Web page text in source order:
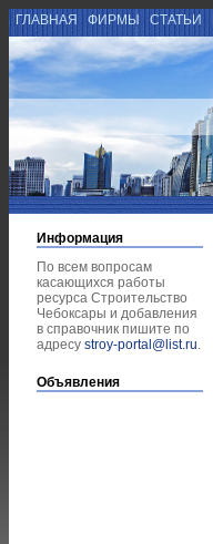
ГЛАВНАЯ ФИРМЫ СТАТЬИ
Информация
По всем вопросам
касающихся работы
ресурса Строительство
Чебоксары и добавления
в справочник пишите по
адресу stroy-portal@list.ru.
Объявления